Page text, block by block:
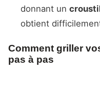
donnant un
obtient
Comment griller
pas à pas